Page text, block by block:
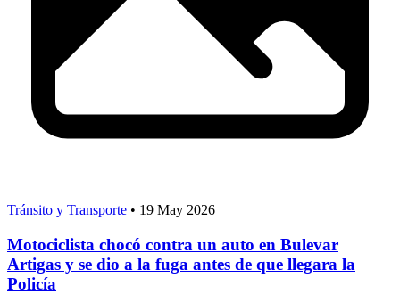
Tránsito y Transporte • 19 May 2026
Motociclista chocó contra un auto en Bulevar
Artigas y se dio a la fuga antes de que llegara la
Policía